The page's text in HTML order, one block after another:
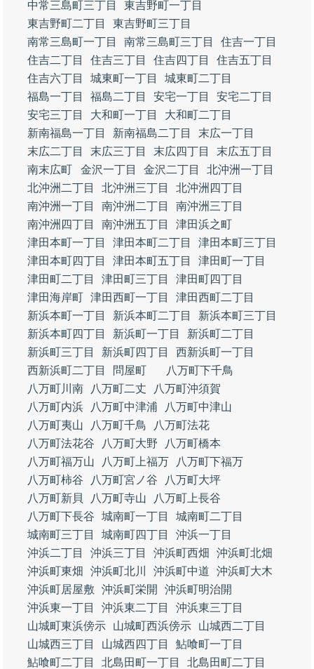
中常三島町三丁目
東吉野町一丁目
東吉野町二丁目
東吉野町三丁目
南常三島町一丁目
南常三島町三丁目
住吉一丁目
住吉二丁目
住吉三丁目 住吉四丁目
住吉五丁目
住吉六丁目
城東町一丁目
城東町二丁目
福島一丁目
福島二丁目 安宅一丁目
安宅二丁目
安宅三丁目
大和町一丁目
大和町二丁目
新南福島一丁目
新南福島二丁目
末広一丁目
末広二丁目
末広三丁目 末広四丁目
末広五丁目
南末広町
金沢一丁目 金沢二丁目
北沖洲一丁目
北沖洲二丁目
北沖洲三丁目
北沖洲四丁目
南沖洲一丁目
南沖洲二丁目
南沖洲三丁目
南沖洲四丁目
南沖洲五丁目
津田浜之町
津田本町一丁目
津田本町二丁目
津田本町三丁目
津田本町四丁目
津田本町五丁目
津田町一丁目
津田町二丁目
津田町三丁目
津田町四丁目
津田海岸町 津田西町一丁目
津田西町二丁目
新浜本町一丁目
新浜本町二丁目
新浜本町三丁目
新浜本町四丁目
新浜町一丁目
新浜町二丁目
新浜町三丁目
新浜町四丁目
西新浜町一丁目
西新浜町二丁目
問屋町
八万町下千鳥
八万町川南
八万町二丈
八万町沖須賀
八万町内浜
八万町中津浦
八万町中津山
八万町夷山
八万町千鳥
八万町法花
八万町法花谷
八万町大野
八万町橋本
八万町福万山
八万町上福万
八万町下福万
八万町柿谷
八万町宮ノ谷
八万町大坪
八万町新貝
八万町寺山
八万町上長谷
八万町下長谷
城南町一丁目
城南町二丁目
城南町三丁目
城南町四丁目
沖浜一丁目
沖浜二丁目
沖浜三丁目 沖浜町西畑
沖浜町北畑
沖浜町東畑
沖浜町北川 沖浜町中道
沖浜町大木
沖浜町居屋敷
沖浜町栄開
沖浜町明治開
沖浜東一丁目
沖浜東二丁目
沖浜東三丁目
山城町東浜傍示
山城町西浜傍示
山城西二丁目
山城西三丁目
山城西四丁目
鮎喰町一丁目
鮎喰町二丁目
北島田町一丁目
北島田町二丁目